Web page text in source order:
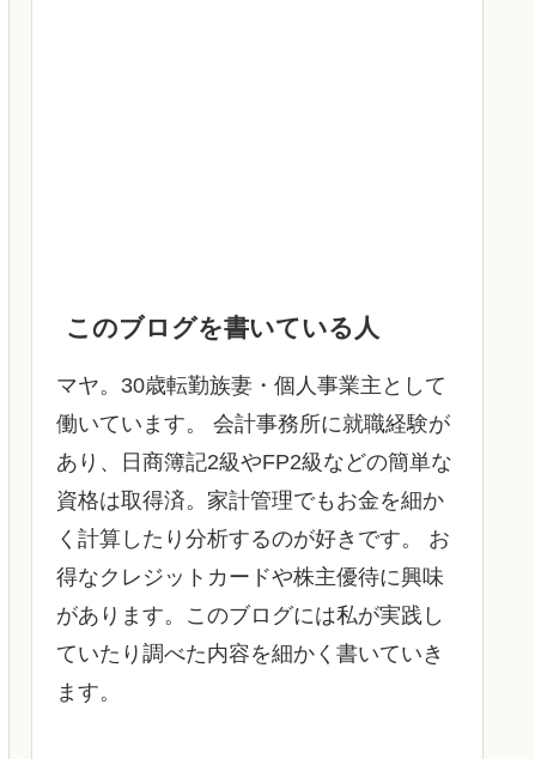
このブログを書いている人
マヤ。30歳転勤族妻・個人事業主として
働いています。 会計事務所に就職経験が
あり、日商簿記2級やFP2級などの簡単な
資格は取得済。家計管理でもお金を細か
く計算したり分析するのが好きです。 お
得なクレジットカードや株主優待に興味
があります。このブログには私が実践し
ていたり調べた内容を細かく書いていき
ます。